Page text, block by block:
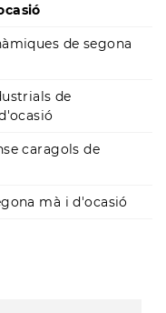
de segona
de
caragols de
mà i d'ocasió